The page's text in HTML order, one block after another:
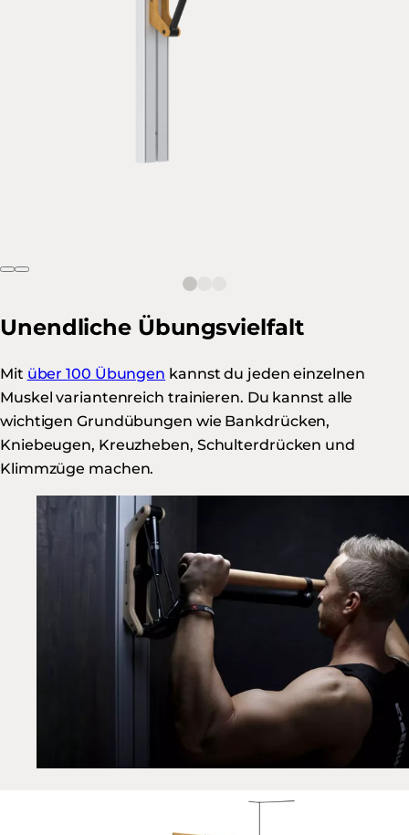
Unendliche Übungsvielfalt
Mit über 100 Übungen kannst du jeden einzelnen
Muskel variantenreich trainieren. Du kannst alle
wichtigen Grundübungen wie Bankdrücken,
Kniebeugen, Kreuzheben, Schulterdrücken und
Klimmzüge machen.